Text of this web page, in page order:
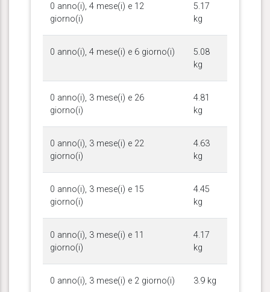
0 anno(i), 4 mese(i) e 12
giorno(i)
5.17
kg
0 anno(i), 4 mese(i) e 6 giorno(i)
5.08
kg
0 anno(i), 3 mese(i) e 26
giorno(i)
4.81
kg
0 anno(i), 3 mese(i) e 22
giorno(i)
4.63
kg
0 anno(i), 3 mese(i) e 15
giorno(i)
4.45
kg
0 anno(i), 3 mese(i) e 11
giorno(i)
4.17
kg
0 anno(i), 3 mese(i) e 2 giorno(i) 3.9 kg